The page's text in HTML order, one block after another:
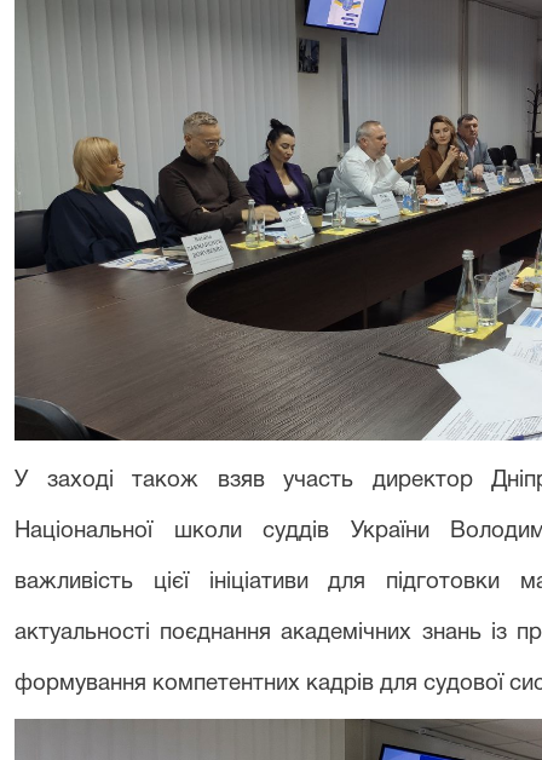
У заході також взяв участь директор
Національної школи суддів України
важливість цієї ініціативи для
актуальності поєднання академічних знань
формування компетентних кадрів для судової